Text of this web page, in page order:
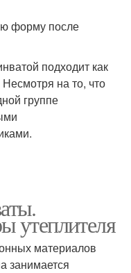
форму после
подходит как
на то, что
группе
утеплителя
материалов
занимается